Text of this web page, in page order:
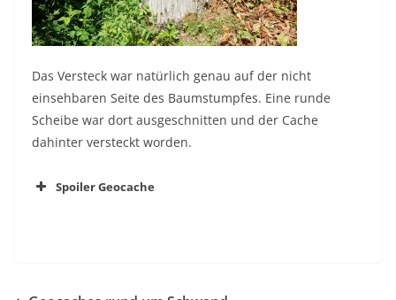
Das Versteck war natürlich genau auf der nicht
einsehbaren Seite des Baumstumpfes. Eine runde
Scheibe war dort ausgeschnitten und der Cache
dahinter versteckt worden.
Spoiler Geocache